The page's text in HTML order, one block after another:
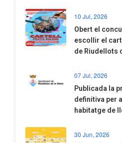
10 Jul, 2026
​Obert el
escollir el
de Riudellots
07 Jul, 2026
​Publicada la
definitiva per
habitatge de
30 Jun, 2026